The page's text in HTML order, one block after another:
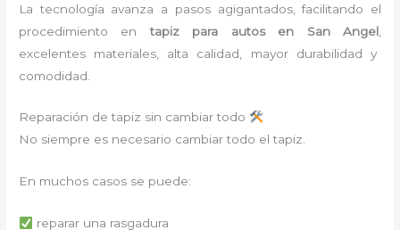
La tecnología avanza a pasos agigantados, facilitando el
procedimiento entapiz para autos en San Angel,
excelentes materiales, alta calidad, mayor durabilidad y
comodidad.
Reparación de tapiz sin cambiar todo
No siempre es necesario cambiar todo el tapiz.
En muchos casos se puede:
reparar una rasgadura